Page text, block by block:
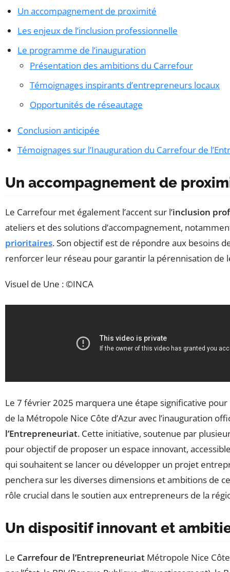
Un accompagnement de proximité
Les enjeux de l’inclusion professionnelle
Le programme de l’inauguration
Présentation des ambitions du Carrefour
Témoignages inspirants d’entrepreneurs locaux
Opportunités de réseautage
Conclusion anticipée
Témoignages sur l’Inauguration du Carrefour de
Un accompagnement de
Le Carrefour met également l’accent sur l’inclusion
ateliers et des solutions d’accompagnement,
prioritaires. Son objectif est de répondre aux besoins
renforcer leur réseau pour garantir la pérennisation de
Visuel de Une : ©INCA
Le 7 février 2025 marquera une étape significative
de la Métropole Nice Côte d’Azur avec l’inauguration
l’Entrepreneuriat. Cette initiative, soutenue par
pour objectif de proposer un espace innovant,
qui souhaitent se lancer ou développer un projet
penchera sur les diverses dimensions et ambitions de
rôle crucial dans le soutien aux entrepreneurs de la
Un dispositif innovant et
Le Carrefour de l’Entrepreneuriat Métropole Nice